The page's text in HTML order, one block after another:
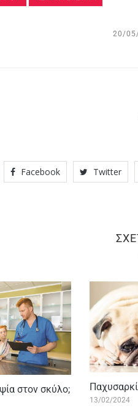
20/
Facebook Twitter
στον σκύλo;
13/02/2024